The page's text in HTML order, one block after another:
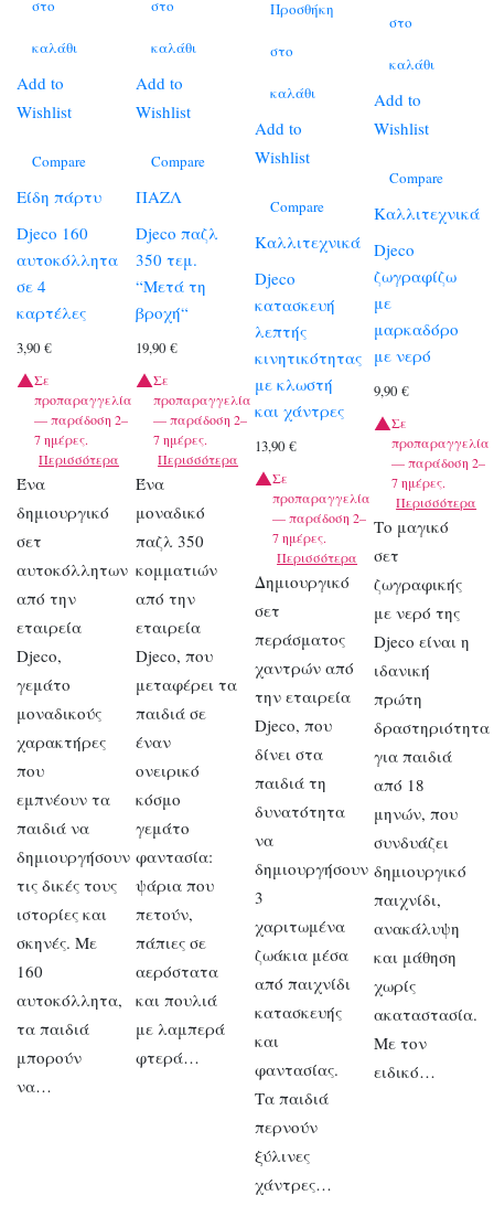
στο
καλάθι
Add to
Wishlist
Compare
Είδη πάρτυ
Djeco 160
αυτοκόλλητα
σε 4
καρτέλες
3,90 €
Σε
προπαραγγελία
— παράδοση 2–
7 ημέρες.
Περισσότερα
Ένα
δημιουργικό
σετ
αυτοκόλλητων
από την
εταιρεία
Djeco,
γεμάτο
μοναδικούς
χαρακτήρες
που
εμπνέουν τα
παιδιά να
δημιουργήσουν
τις δικές τους
ιστορίες και
σκηνές. Με
160
αυτοκόλλητα,
τα παιδιά
μπορούν
να…
στο
καλάθι
Add to
Wishlist
Compare
ΠΑΖΛ
Djeco παζλ
350 τεμ.
“Μετά τη
βροχή“
19,90€
Σε
προπαραγγελία
— παράδοση 2–
7 ημέρες.
Περισσότερα
Ένα
μοναδικό
παζλ 350
κομματιών
από την
εταιρεία
Djeco, που
μεταφέρει τα
παιδιά σε
έναν
ονειρικό
κόσμο
γεμάτο
φαντασία:
ψάρια που
πετούν,
πάπιες σε
αερόστατα
και πουλιά
με λαμπερά
φτερά…
Προσθήκη
στο
καλάθι
Add to
Wishlist
Compare
Καλλιτεχνικά
Djeco
κατασκευή
λεπτής
κινητικότητας
με κλωστή
και χάντρες
13,90€
Σε
προπαραγγελία
— παράδοση 2–
7 ημέρες.
Περισσότερα
Δημιουργικό
σετ
περάσματος
χαντρών από
την εταιρεία
Djeco, που
δίνει στα
παιδιά τη
δυνατότητα
να
δημιουργήσουν
3
χαριτωμένα
ζωάκια μέσα
από παιχνίδι
κατασκευής
και
φαντασίας.
Τα παιδιά
περνούν
ξύλινες
χάντρες…
στο
καλάθι
Add to
Wishlist
Compare
Καλλιτεχνικά
Djeco
ζωγραφίζω
με
μαρκαδόρο
με νερό
9,90€
Σε
προπαραγγελία
— παράδοση 2–
7 ημέρες.
Περισσότερα
Το μαγικό
σετ
ζωγραφικής
με νερό της
Djeco είναι η
ιδανική
πρώτη
δραστηριότητα
για παιδιά
από 18
μηνών, που
συνδυάζει
δημιουργικό
παιχνίδι,
ανακάλυψη
και μάθηση
χωρίς
ακαταστασία.
Με τον
ειδικό…